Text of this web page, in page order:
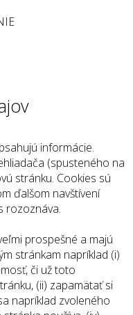
informácie.
(spusteného na
stránku. Cookies sú
ďalšom navštívení
rozoznáva.
prospešné a majú
stránkam napríklad (i)
či už toto
(ii) zapamätať si
napríklad zvoleného